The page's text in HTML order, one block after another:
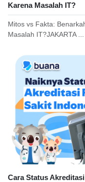
Karena Masalah IT?
Mitos vs Fakta:
Masalah IT?JAKARTA ...
Cara Status